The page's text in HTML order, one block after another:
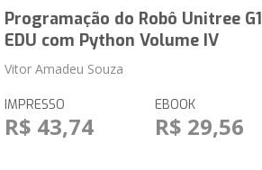
Programação do Robô Unitree G1
EDU com Python Volume IV
Vitor Amadeu Souza
IMPRESSO
R$ 43,74
EBOOK
R$ 29,56